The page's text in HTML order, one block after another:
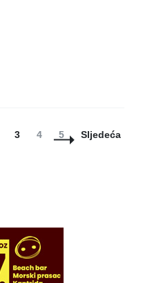
Page
3 Page
4 Page
5 Sljedeća